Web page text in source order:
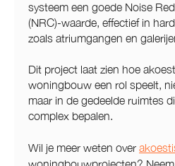
systeem een goede Noise
(NRC)-waarde, effectief in
zoals atriumgangen en
Dit project laat zien hoe
woningbouw een rol speelt,
maar in de gedeelde ruimtes
complex bepalen.
Wil je meer weten over